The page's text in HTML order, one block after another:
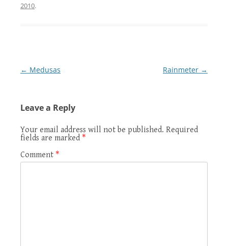
2010.
Post
← Medusas Rainmeter →
Leave a Reply
Your email address will not be published. Required
fields are marked *
Comment *